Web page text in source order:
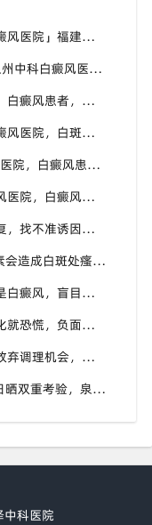
立秋吃什么对白斑友好？「泉州中科白癜风医院」福建白癜风患者饮食不要盲目忌口
“八月末，秋风初至”｜（泉州）福建泉州中科白癜风医院，聊聊白癜风换季防护关键点
【福建夏秋交替】泉州中科白癜风医院，白癜风患者，入秋之后洗澡习惯也要多注意
「换季白斑误区盘点」福建泉州中科白癜风医院，白斑消长多变，科学对待才是正道
“立秋后作息要调整”✨泉州中科白癜风医院，白癜风患者，不良作息会影响皮肤状态
（八月余热仍伤人）福建泉州中科白癜风医院，白癜风外出，依旧要做好硬防晒措施
【福建泉州街坊】白斑时好时坏反反复复，找不准诱因，泉州中科白癜风医院帮梳理夏季白斑波动各类诱因
“高温天白斑发痒怎么回事？” 多种因素会造成白斑处瘙痒，泉州中科白癜风医院讲解白斑发痒的处理方式
（谨防白斑误诊）身上浅色斑点不一定是白癜风，盲目用药危害皮肤，泉州中科白癜风医院建议先明确白斑类型
「白斑焦虑恶性循环」夏日看见白斑变化就恐慌，负面情绪反加重病情，泉州中科白癜风医院呼吁放平心态应对
【多年顽固白斑】夏季代谢活跃，不要放弃调理机会，泉州中科白癜风医院建议结合自身情况定制改善思路
“白斑夏天可以游泳吗？” 池水刺激加日晒双重考验，泉州中科白癜风医院告知白癜风人群游泳防护要点
中科医院